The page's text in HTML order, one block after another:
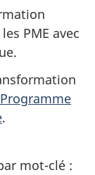
PME avec
Programme
.
mot-clé :